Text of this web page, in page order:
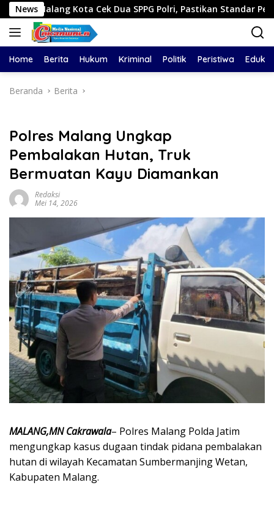
Langsung
ke
konten
News
Kota Cek Dua SPPG Polri, Pastikan Standar Pemenuhan Gizi
Home Berita Hukum Kriminal Politik Peristiwa
Beranda Berita
Polres Malang Ungkap
Pembalakan Hutan, Truk
Bermuatan Kayu Diamankan
Redaksi
Mei 14, 2026
MALANG,MN Cakrawala– Polres Malang Polda Jatim
mengungkap kasus dugaan tindak pidana pembalakan
hutan di wilayah Kecamatan Sumbermanjing Wetan,
Kabupaten Malang.